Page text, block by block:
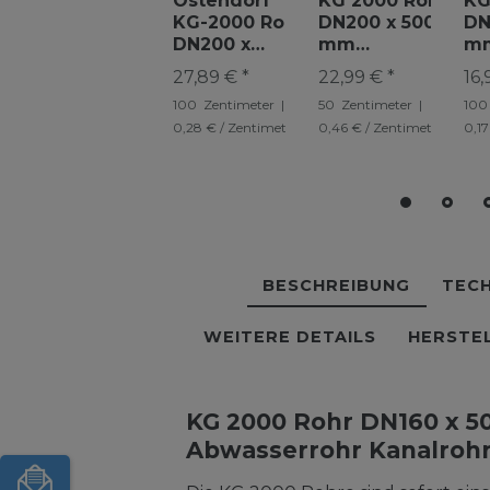
KG-2000 Rohr
DN200 x
1000mm 1m
Abwasserrohr
Kanalrohr
grün
27,89 € *
100 Zentimeter |
0,28 € / Zentimeter
DN200 x 500
mm
Abwasserrohr
Kanalrohr
grün
22,99 € *
50 Zentimeter |
0,46 € / Zentimeter
100
BESCHREIBUNG
WEITERE DETAILS
KG 2000 Rohr DN160 x
Abwasserrohr